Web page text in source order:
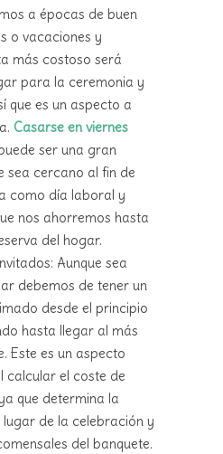
a épocas de buen
o vacaciones y
más costoso será
para la ceremonia y
que es un aspecto a
Casarse en viernes
ser una gran
sea cercano al fin de
como día laboral y
nos ahorremos hasta
del hogar.
Aunque sea
debemos de tener un
desde el principio
hasta llegar al más
Este es un aspecto
calcular el coste de
que determina la
de la celebración y
del banquete.